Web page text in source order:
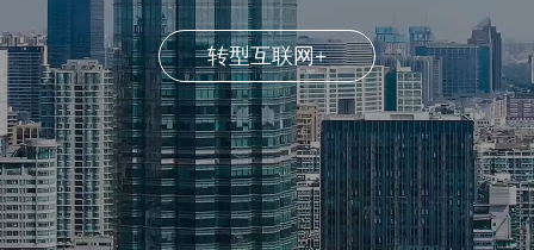
服
务
解
决
方
案
站
改
版
服
务
案
例
于
我
们
联
系
我
们
转型互联网+